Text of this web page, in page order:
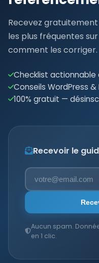
Recevez gratuitement
les plus fréquentes
comment les corriger.
Checklist actionnable
Conseils WordPress
100% gratuit —
Recevoir le
Aucun spam.
en 1 clic.